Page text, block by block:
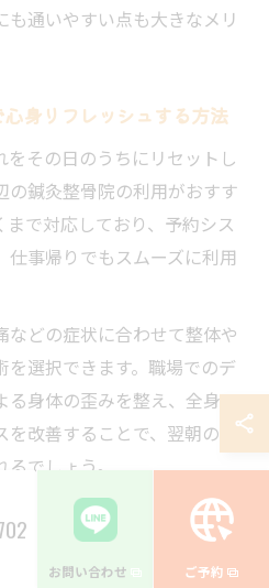
通いやすい点も大きなメリ
身リフレッシュする方法
その日のうちにリセットし
の鍼灸整骨院の利用がおすす
で対応しており、予約シス
仕事帰りでもスムーズに利用
どの症状に合わせて整体や
選択できます。職場でのデ
る身体の歪みを整え、全身の
を改善することで、翌朝の目
でしょう。
にしっかりとカウンセリン
えることが大切です。ま
ず、専門スタッフに相談して
お問い合わせ ご予約